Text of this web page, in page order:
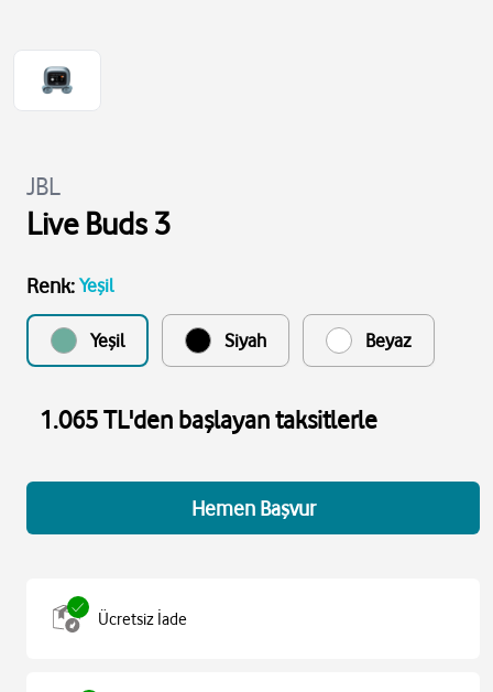
JBL
Live Buds 3
Renk: Yeşil
Yeşil Siyah Beyaz
1.065 TL'den başlayan taksitlerle
Hemen Başvur
Ücretsiz İade